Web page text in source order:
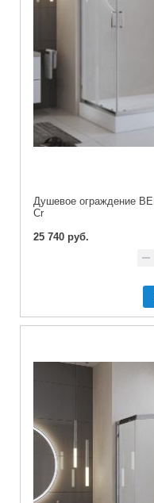
Душевое ограждение
Cr
25 740 руб.